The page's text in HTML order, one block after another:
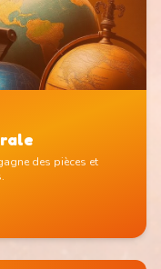
des pièces et